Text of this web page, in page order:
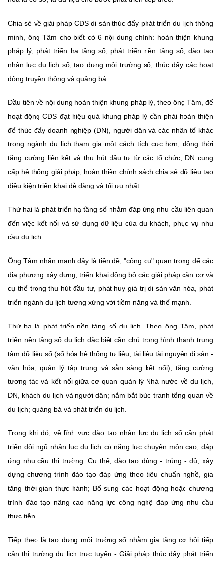
Chia sẻ về giải pháp CĐS di sản thúc đẩy phát triển du lịch thông
minh, ông Tâm cho biết có 6 nội dung chính: hoàn thiện khung
pháp lý, phát triển hạ tầng số, phát triển nền tảng số, đào tạo
nhân lực du lịch số, tạo dựng môi trường số, thúc đẩy các hoạt
động truyền thông và quảng bá.
Đầu tiên về nội dung hoàn thiện khung pháp lý, theo ông Tâm, để
hoạt động CĐS đạt hiệu quả khung pháp lý cần phải hoàn thiện
để thúc đẩy doanh nghiệp (DN), người dân và các nhân tố khác
trong ngành du lịch tham gia một cách tích cực hơn; đồng thời
tăng cường liên kết và thu hút đầu tư từ các tổ chức, DN cung
cấp hệ thống giải pháp; hoàn thiện chính sách chia sẻ dữ liệu tạo
điều kiện triển khai dễ dàng và tối ưu nhất.
Thứ hai là phát triển hạ tầng số nhằm đáp ứng nhu cầu liên quan
đến việc kết nối và sử dụng dữ liệu của du khách, phục vụ nhu
cầu du lịch.
Ông Tâm nhấn mạnh đây là tiền đề, "công cụ" quan trọng để các
địa phương xây dựng, triển khai đồng bộ các giải pháp căn cơ và
cụ thể trong thu hút đầu tư, phát huy giá trị di sản văn hóa, phát
triển ngành du lịch tương xứng với tiềm năng và thế mạnh.
Thứ ba là phát triển nền tảng số du lịch. Theo ông Tâm, phát
triển nền tảng số du lịch đặc biệt cần chú trọng hình thành trung
tâm dữ liệu số (số hóa hệ thống tư liệu, tài liệu tài nguyên di sản -
văn hóa, quản lý tập trung và sẵn sàng kết nối); tăng cường
tương tác và kết nối giữa cơ quan quản lý Nhà nước về du lịch,
DN, khách du lịch và người dân; nắm bắt bức tranh tổng quan về
du lịch; quảng bá và phát triển du lịch.
Trong khi đó, về lĩnh vực đào tạo nhân lực du lịch số cần phát
triển đội ngũ nhân lực du lịch có năng lực chuyên môn cao, đáp
ứng nhu cầu thị trường. Cụ thể, đào tạo đúng - trúng - đủ, xây
dựng chương trình đào tạo đáp ứng theo tiêu chuẩn nghề, gia
tăng thời gian thực hành; Bổ sung các hoạt động hoặc chương
trình đào tạo nâng cao năng lực công nghệ đáp ứng nhu cầu
thực tiễn.
Tiếp theo là tạo dựng môi trường số nhằm gia tăng cơ hội tiếp
cận thị trường du lịch trực tuyến - Giải pháp thúc đẩy phát triển